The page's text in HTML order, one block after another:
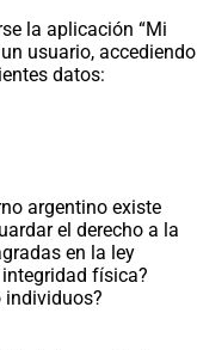
la aplicación “Mi
usuario, accediendo
datos:
argentino existe
el derecho a la
en la ley
física?
individuos?